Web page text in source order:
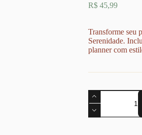
R$45,99
Transforme seu
Serenidade.
planner com
Achala
Kit
Adesivos
para